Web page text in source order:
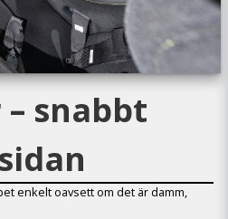
snabbt
enkelt oavsett om det är damm,